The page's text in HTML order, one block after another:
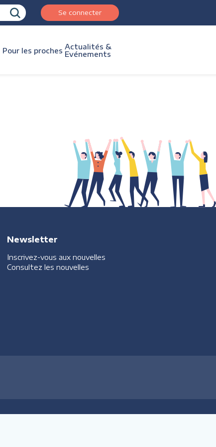
Se connecter
Pour les proches Actualités &
Evénements
Newsletter
Inscrivez-vous aux nouvelles
Consultez les nouvelles